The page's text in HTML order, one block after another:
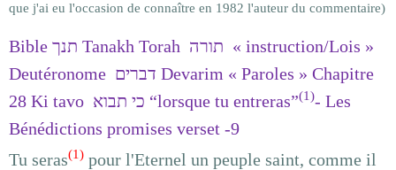
que j'ai eu l'occasion de connaître en 1982 l'auteur du commentaire)
Bible תנך Tanakh Torah תורה « instruction/Lois »
Deutéronome דברים Devarim « Paroles » Chapitre
28 Ki tavo כי תבוא “lorsque tu entreras”(1)- Les
Bénédictions promises verset -9
Tu seras(1) pour l'Eternel un peuple saint, comme il